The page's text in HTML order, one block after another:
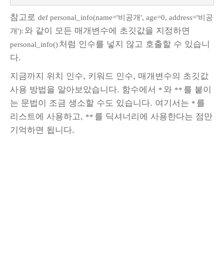
참고로 def personal_info(name='비공개', age=0, address='비공
개'): 와 같이 모든 매개변수에 초깃값을 지정하면
personal_info()처럼 인수를 넣지 않고 호출할 수 있습니
다.
지금까지 위치 인수, 키워드 인수, 매개변수의 초깃값
사용 방법을 알아보았습니다. 함수에서 * 와 ** 를 붙이
는 문법이 조금 생소할 수도 있습니다. 여기서는 * 를
리스트에 사용하고, ** 를 딕셔너리에 사용한다는 점만
기억하면 됩니다.